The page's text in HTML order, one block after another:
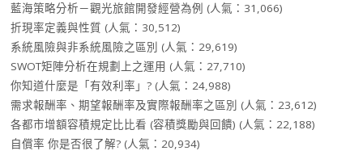
藍海策略分析－觀光旅館開發經營為例 (人氣：31,066)
折現率定義與性質 (人氣：30,512)
系統風險與非系統風險之區別 (人氣：29,619)
SWOT矩陣分析在規劃上之運用 (人氣：27,710)
你知道什麼是「有效利率」? (人氣：24,988)
需求報酬率、期望報酬率及實際報酬率之區別 (人氣：23,612)
各都市增額容積規定比比看 (容積獎勵與回饋) (人氣：22,188)
自償率 你是否很了解? (人氣：20,934)